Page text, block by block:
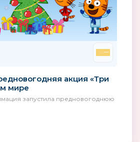
акция «Три
мире
запустила предновогоднюю